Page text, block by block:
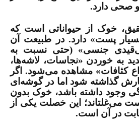
صحی دارد.
خوک از حیواناتی است که
پست» دارد. در طبیعت آن
بی‌قیدی جنسی» (حتی نسبت به
به خوردن «نجاسات، لاشه‌ها،
کثافات» مشاهده می‌شود. اگر
گذاشته شود اما در گوشه‌ای
وجود داشته باشد، خوک بدون
می‌غلتاند؛ این خصلت یکی از
در آن است.